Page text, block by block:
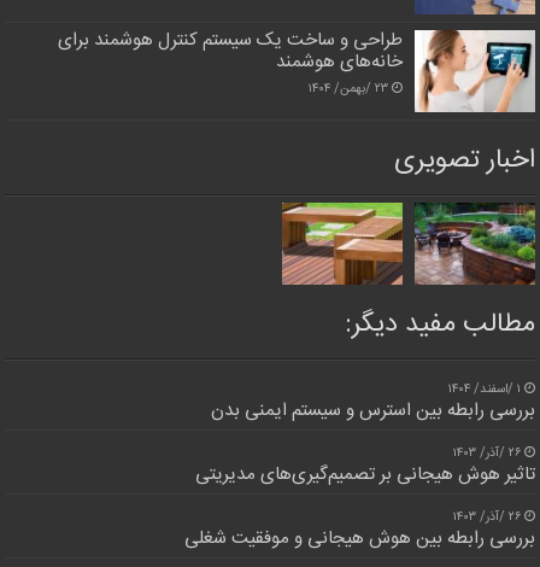
طراحی و ساخت یک سیستم کنترل هوشمند برای
خانه‌های هوشمند
۲۳ /بهمن/ ۱۴۰۴
اخبار تصویری
مطالب مفید دیگر:
۱ /اسفند/ ۱۴۰۴
بررسی رابطه بین استرس و سیستم ایمنی بدن
۲۶ /آذر/ ۱۴۰۳
تاثیر هوش هیجانی بر تصمیم‌گیری‌های مدیریتی
۲۶ /آذر/ ۱۴۰۳
بررسی رابطه بین هوش هیجانی و موفقیت شغلی